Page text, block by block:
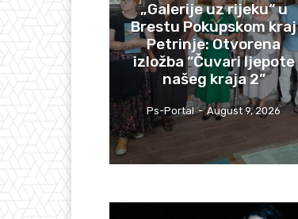
„Galerije uz rijeku“ u
Brestu Pokupskom kraj
Petrinje: Otvorena
izložba “Čuvari ljepote
našeg kraja 2”
Ps-Portal - August 9, 2026